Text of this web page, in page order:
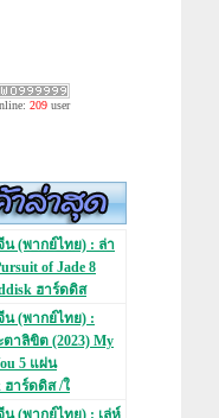
209 user
น (พากย์ไทย) : ล่า
of Jade 8
ฮาร์ดดิส
น (พากย์ไทย) :
าลิขิต (2023) My
5 แผ่น
ฮาร์ดดิส /ใ